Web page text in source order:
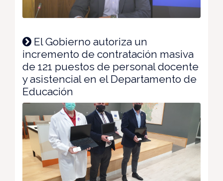
El Gobierno autoriza un
incremento de contratación masiva
de 121 puestos de personal docente
y asistencial en el Departamento de
Educación